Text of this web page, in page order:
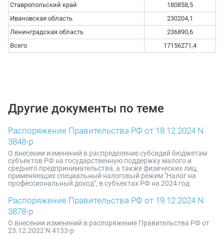
Ставропольский край
180858,5
Ивановская область
230204,1
Ленинградская область
236890,6
Всего
17156271,4
Другие документы по теме
Распоряжение Правительства РФ от 18.12.2024 N
3848-р
О внесении изменений в распределение субсидий бюджетам
субъектов РФ на государственную поддержку малого и
среднего предпринимательства, а также физических лиц,
применяющих специальный налоговый режим "Налог на
профессиональный доход", в субъектах РФ на 2024 год
Распоряжение Правительства РФ от 19.12.2024 N
3878-р
О внесении изменений в распоряжение Правительства РФ от
23.12.2022 N 4133-р